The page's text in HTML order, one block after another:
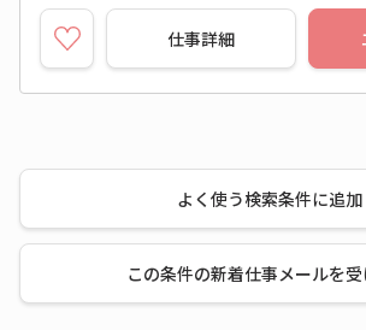
仕事詳細
よく使う検索条件に追加
この条件の新着仕事メールを受